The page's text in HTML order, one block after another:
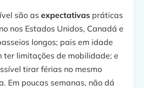
são asexpectativas práticas
nos Estados Unidos, Canadá e
longos; pais em idade
ter limitações de mobilidade; e
tirar férias no mesmo
Em poucas semanas, não dá